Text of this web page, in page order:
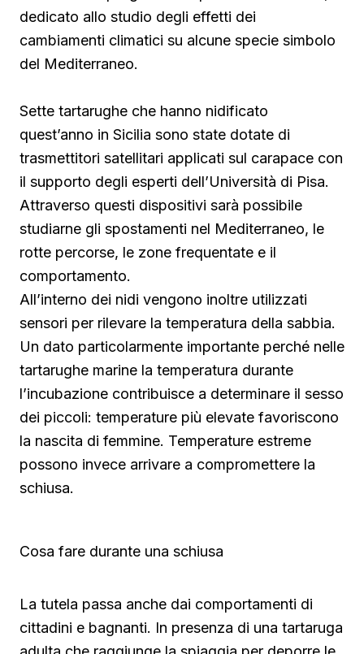
dedicato allo studio degli effetti dei
cambiamenti climatici su alcune specie simbolo
del Mediterraneo.
Sette tartarughe che hanno nidificato
quest’anno in Sicilia sono state dotate di
trasmettitori satellitari applicati sul carapace con
il supporto degli esperti dell’Università di Pisa.
Attraverso questi dispositivi sarà possibile
studiarne gli spostamenti nel Mediterraneo, le
rotte percorse, le zone frequentate e il
comportamento.
All’interno dei nidi vengono inoltre utilizzati
sensori per rilevare la temperatura della sabbia.
Un dato particolarmente importante perché nelle
tartarughe marine la temperatura durante
l’incubazione contribuisce a determinare il sesso
dei piccoli: temperature più elevate favoriscono
la nascita di femmine. Temperature estreme
possono invece arrivare a compromettere la
schiusa.
Cosa fare durante una schiusa
La tutela passa anche dai comportamenti di
cittadini e bagnanti. In presenza di una tartaruga